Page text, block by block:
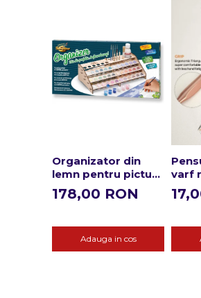
Organizator din
lemn pentru picturi
pe numere
178,00 RON
Adauga in cos
varf